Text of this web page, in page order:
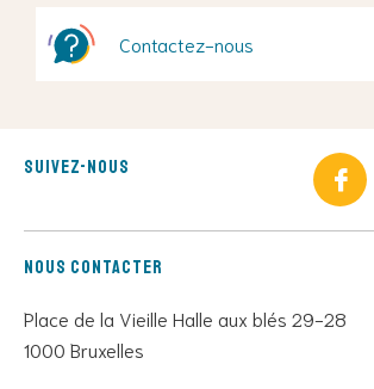
Contactez-nous
Suivez-nous
Nous contacter
Place de la Vieille Halle aux blés 29-28
1000 Bruxelles